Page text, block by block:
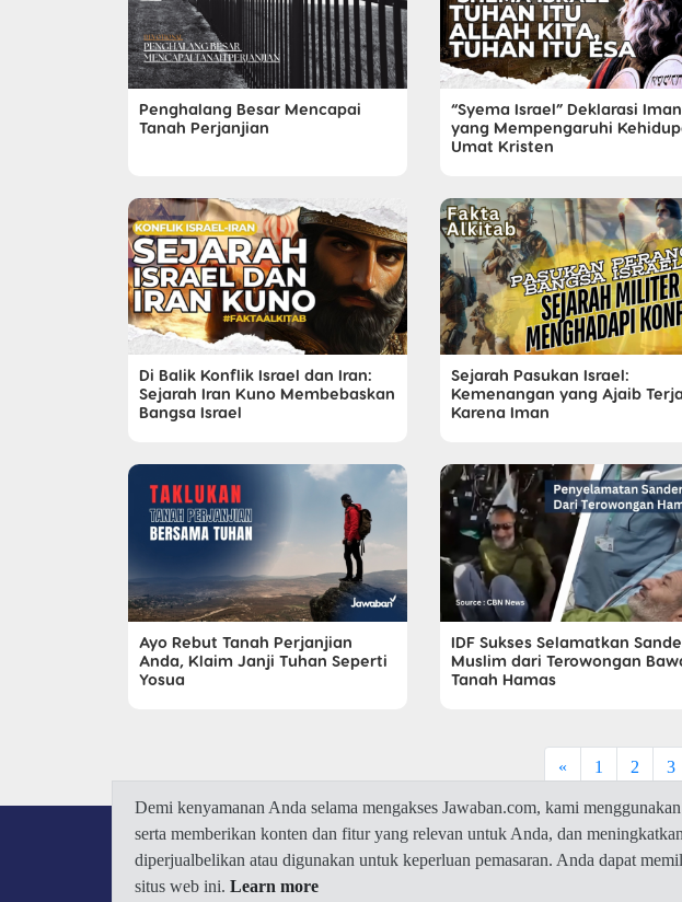
Penghalang Besar Mencapai
Tanah Perjanjian
“Syema Israel” Deklarasi Iman
yang Mempengaruhi
Umat Kristen
Di Balik Konflik Israel dan Iran:
Sejarah Iran Kuno Membebaskan
Bangsa Israel
Sejarah Pasukan Israel:
Kemenangan yang Ajaib
Karena Iman
Ayo Rebut Tanah Perjanjian
Anda, Klaim Janji Tuhan Seperti
Yosua
IDF Sukses Selamatkan
Muslim dari Terowongan
Tanah Hamas
« 1 2 3
Demi kenyamanan Anda selama mengakses Jawaban.com, kami
serta memberikan konten dan fitur yang relevan untuk Anda, dan
diperjualbelikan atau digunakan untuk keperluan pemasaran. Anda dapat
situs web ini. Learn more
© 2026